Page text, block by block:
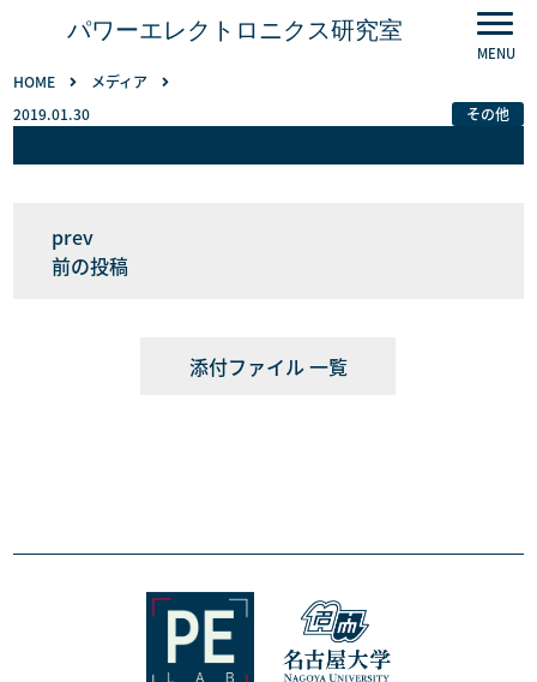
パワーエレクトロニクス研究室
HOME
メディア
2019.01.30
その他
前の投稿
添付ファイル 一覧